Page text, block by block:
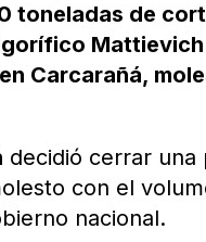
toneladas de
Carcarañá,
decidió cerrar una
con el
nacional.